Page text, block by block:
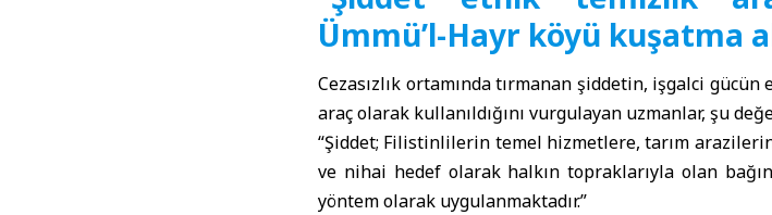
Ümmü’l-Hayr köyü kuşatma
Cezasızlık ortamında tırmanan şiddetin, işgalci
araç olarak kullanıldığını vurgulayan uzmanlar, şu
“Şiddet; Filistinlilerin temel hizmetlere, tarım
ve nihai hedef olarak halkın topraklarıyla olan
yöntem olarak uygulanmaktadır.”